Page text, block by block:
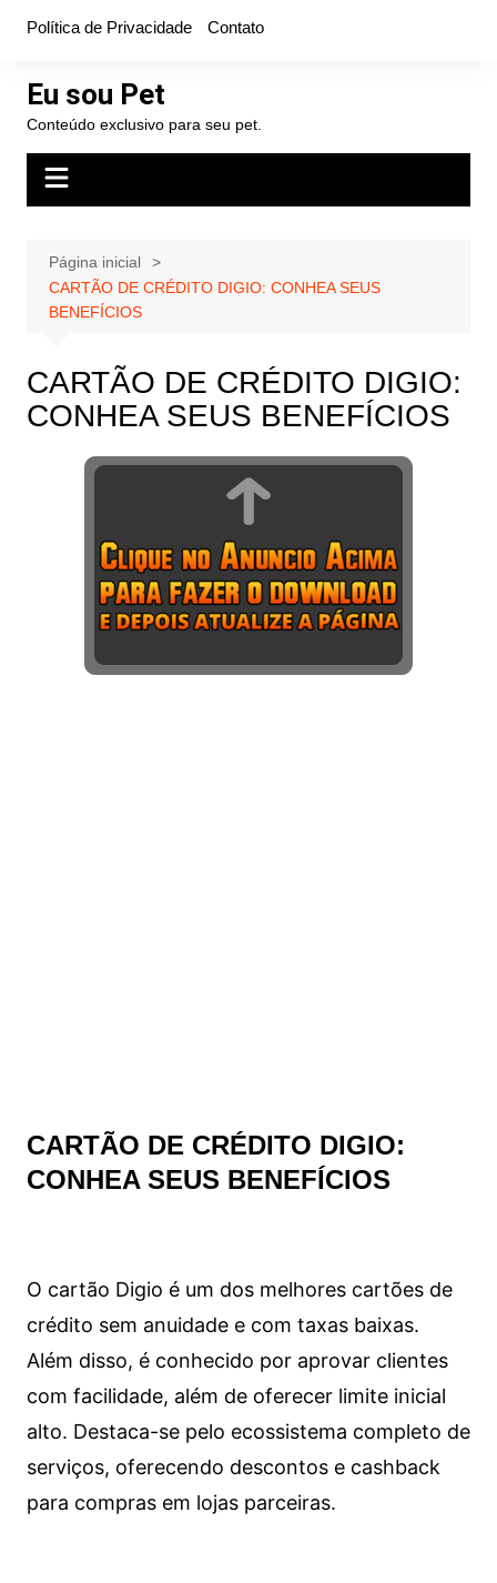
conteúdo
Política de Privacidade Contato
Eu sou Pet
Conteúdo exclusivo para seu pet.
Página inicial
CARTÃO DE CRÉDITO DIGIO: CONHEA SEUS
BENEFÍCIOS
CARTÃO DE CRÉDITO DIGIO:
CONHEA SEUS BENEFÍCIOS
CARTÃO DE CRÉDITO DIGIO:
CONHEA SEUS BENEFÍCIOS
O cartão Digio é um dos melhores cartões de
crédito sem anuidade e com taxas baixas.
Além disso, é conhecido por aprovar clientes
com facilidade, além de oferecer limite inicial
alto. Destaca-se pelo ecossistema completo de
serviços, oferecendo descontos e cashback
para compras em lojas parceiras.